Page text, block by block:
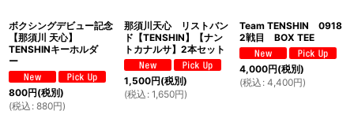
ボクシングデビュー記念
【那須川 天心】
TENSHINキーホルダ
ー
800円(税別)
(税込 : 880円)
那須川天心 リストバン
ド【TENSHIN】【ナン
トカナルサ】2本セット
1,500円(税別)
(税込 : 1,650円)
Team TENSHIN 0918
2戦目 BOX TEE
4,000円(税別)
(税込 : 4,400円)